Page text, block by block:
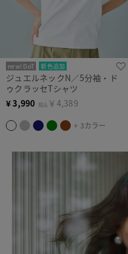
new! DoT
新色追加
まとめ買い対象
ジュエルネックN／5分袖・ド
ゥクラッセTシャツ
¥3,990 税込 ￥4,389
+ 3カラー